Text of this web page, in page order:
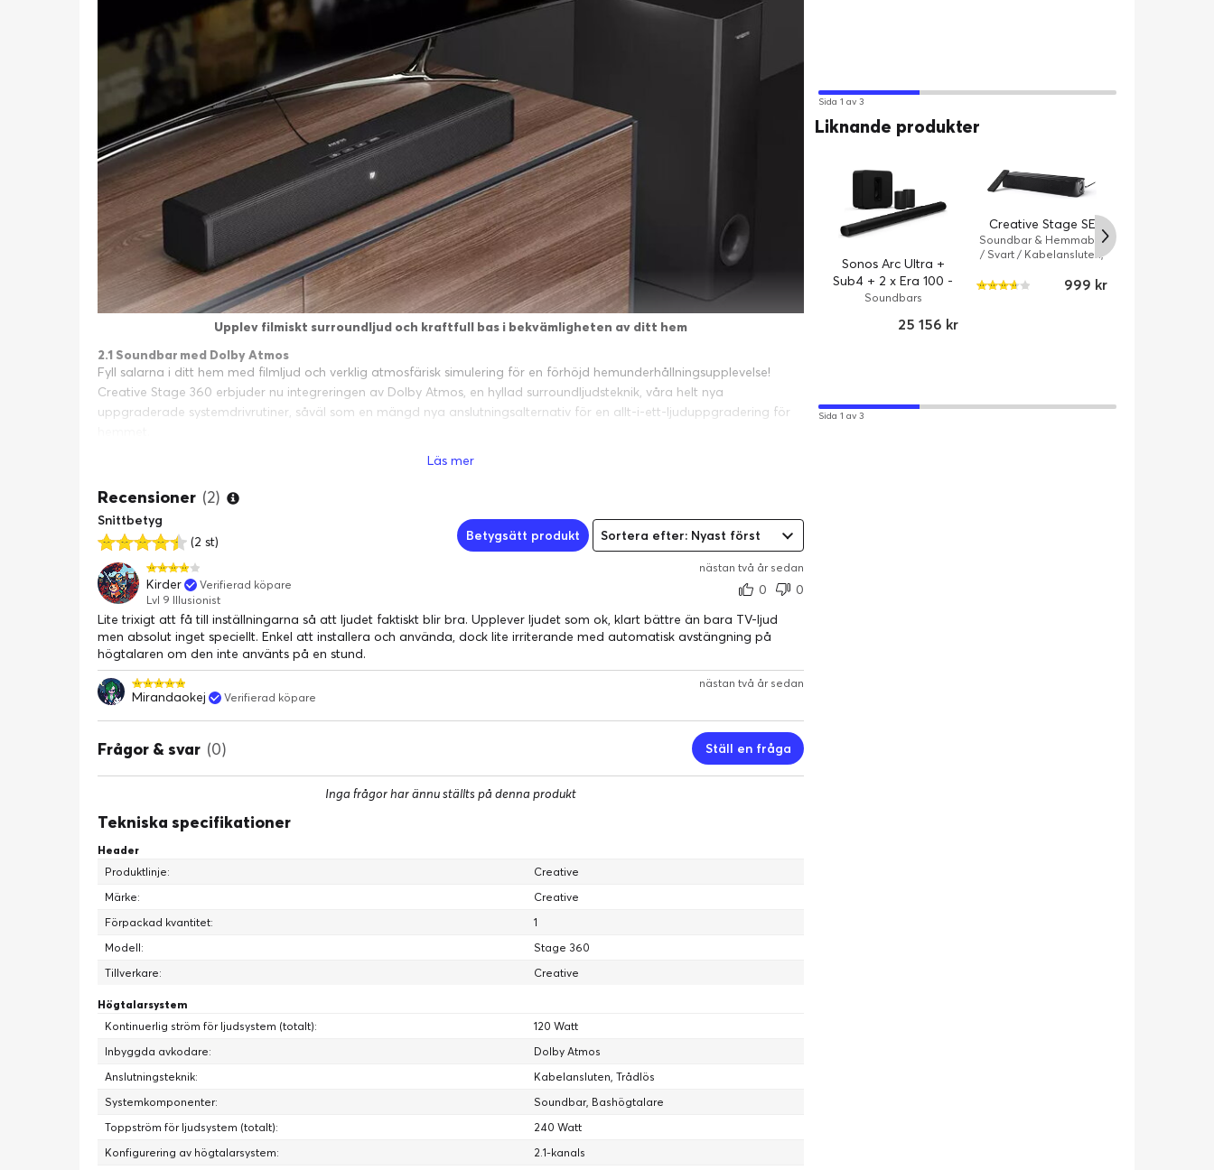
Upplev filmiskt surroundljud och kraftfull bas i bekvämligheten av ditt hem
2.1 Soundbar med Dolby Atmos
Fyll salarna i ditt hem med filmljud och verklig atmosfärisk simulering för en förhöjd hemunderhållningsupplevelse!
Creative Stage 360 ​​erbjuder nu integreringen av Dolby Atmos, en hyllad surroundljudsteknik, våra helt nya
uppgraderade systemdrivrutiner, såväl som en mängd nya anslutningsalternativ för en allt-i-ett-ljuduppgradering för
Med surroundljud som är enkelt och tillgängligt, bli fascinerad och absorberad i filmer, spel och musik i ditt eget hem.
Med Creative Stage 360 ​​kan du uppleva realistisk höjd, rumsliga element och simulerad tredimensionell ljudintensitet
genom att helt enkelt spela alla media som stöds med Dolby Atmos.
Läs mer
Recensioner (2)
Snittbetyg
(2 st)
Betygsätt produkt Sortera efter: Nyast först
nästan två år sedan
Kirder
Verifierad köpare
Lvl 9 Illusionist
0
0
Lite trixigt att få till inställningarna så att ljudet faktiskt blir bra. Upplever ljudet som ok, klart bättre än bara TV-ljud
men absolut inget speciellt. Enkel att installera och använda, dock lite irriterande med automatisk avstängning på
högtalaren om den inte använts på en stund.
nästan två år sedan
Mirandaokej Verifierad köpare
Frågor & svar (0) Ställ en fråga
Inga frågor har ännu ställts på denna produkt
Tekniska specifikationer
Header
Produktlinje:
Creative
Märke:
Creative
Förpackad kvantitet:
1
Modell:
Stage 360
Tillverkare:
Creative
Högtalarsystem
Kontinuerlig ström för ljudsystem (totalt):
120 Watt
Inbyggda avkodare:
Dolby Atmos
Anslutningsteknik:
Kabelansluten, Trådlös
Systemkomponenter:
Soundbar, Bashögtalare
Toppström för ljudsystem (totalt):
240 Watt
Konfigurering av högtalarsystem:
2.1-kanals
Sida 1 av 3
Liknande produkter
Sonos Arc Ultra +
Sub4 + 2 x Era 100 -
Svart
Soundbars
25 156 kr
Creative Stage SE
Soundbar & Hemmabio
/ Svart / Kabelansluten,
999 kr
Sida 1 av 3